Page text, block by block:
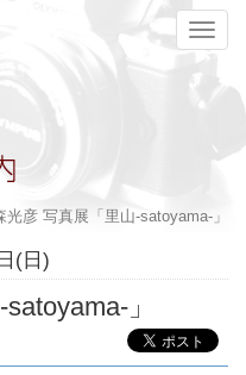
メ
ニ
光彦 写真展「里山-satoyama-」
(日)
」